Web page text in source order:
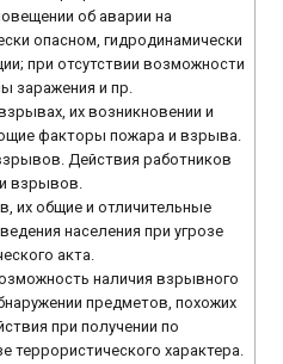
об аварии на
опасном, гидродинамически
при отсутствии возможности
заражения и пр.
их возникновении и
факторы пожара и взрыва.
Действия работников
взрывов.
их общие и отличительные
населения при угрозе
акта.
наличия взрывного
предметов, похожих
при получении по
террористического характера.